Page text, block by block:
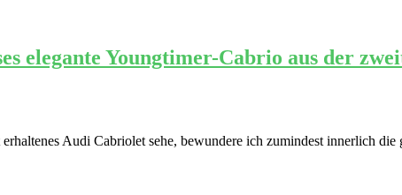
elegante Youngtimer-Cabrio aus der
Audi Cabriolet sehe, bewundere ich zumindest innerlich